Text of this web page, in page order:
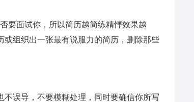
要面试你，所以简历越简练精悍效果越
组织出一张最有说服力的简历，删除那些
误导，不要模糊处理，同时要确信你所写